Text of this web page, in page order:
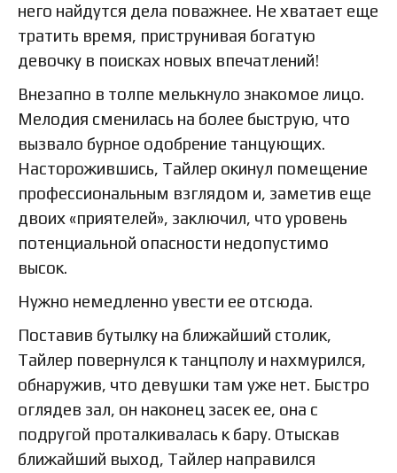
него найдутся дела поважнее. Не хватает еще
тратить время, приструнивая богатую
девочку в поисках новых впечатлений!
Внезапно в толпе мелькнуло знакомое лицо.
Мелодия сменилась на более быструю, что
вызвало бурное одобрение танцующих.
Насторожившись, Тайлер окинул помещение
профессиональным взглядом и, заметив еще
двоих «приятелей», заключил, что уровень
потенциальной опасности недопустимо
высок.
Нужно немедленно увести ее отсюда.
Поставив бутылку на ближайший столик,
Тайлер повернулся к танцполу и нахмурился,
обнаружив, что девушки там уже нет. Быстро
оглядев зал, он наконец засек ее, она с
подругой проталкивалась к бару. Отыскав
ближайший выход, Тайлер направился